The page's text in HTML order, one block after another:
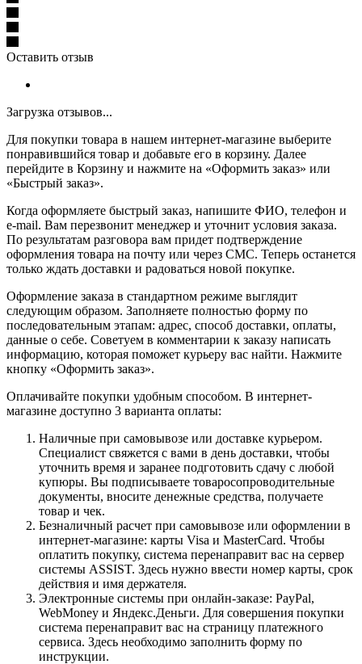
Оставить отзыв
Загрузка отзывов...
Для покупки товара в нашем интернет-магазине выберите
понравившийся товар и добавьте его в корзину. Далее
перейдите в Корзину и нажмите на «Оформить заказ» или
«Быстрый заказ».
Когда оформляете быстрый заказ, напишите ФИО, телефон и
e-mail. Вам перезвонит менеджер и уточнит условия заказа.
По результатам разговора вам придет подтверждение
оформления товара на почту или через СМС. Теперь останется
только ждать доставки и радоваться новой покупке.
Оформление заказа в стандартном режиме выглядит
следующим образом. Заполняете полностью форму по
последовательным этапам: адрес, способ доставки, оплаты,
данные о себе. Советуем в комментарии к заказу написать
информацию, которая поможет курьеру вас найти. Нажмите
кнопку «Оформить заказ».
Оплачивайте покупки удобным способом. В интернет-
магазине доступно 3 варианта оплаты:
Наличные при самовывозе или доставке курьером.
Специалист свяжется с вами в день доставки, чтобы
уточнить время и заранее подготовить сдачу с любой
купюры. Вы подписываете товаросопроводительные
документы, вносите денежные средства, получаете
товар и чек.
Безналичный расчет при самовывозе или оформлении в
интернет-магазине: карты Visa и MasterCard. Чтобы
оплатить покупку, система перенаправит вас на сервер
системы ASSIST. Здесь нужно ввести номер карты, срок
действия и имя держателя.
Электронные системы при онлайн-заказе: PayPal,
WebMoney и Яндекс.Деньги. Для совершения покупки
система перенаправит вас на страницу платежного
сервиса. Здесь необходимо заполнить форму по
инструкции.